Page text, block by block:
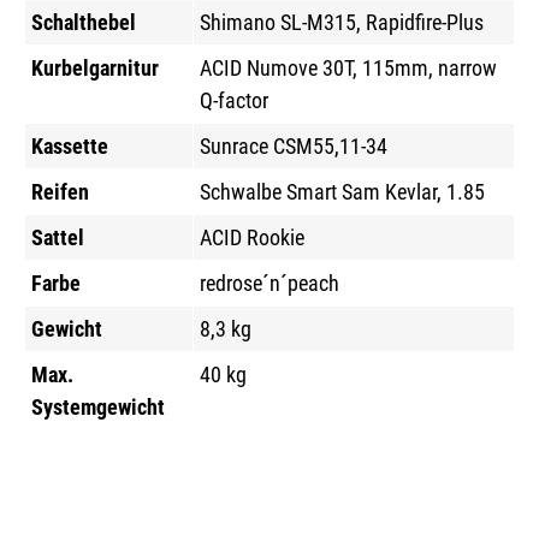
Schalthebel
Shimano SL-M315, Rapidfire-Plus
Kurbelgarnitur
ACID Numove 30T, 115mm, narrow
Q-factor
Kassette
Sunrace CSM55,11-34
Reifen
Schwalbe Smart Sam Kevlar, 1.85
Sattel
ACID Rookie
Farbe
redrose´n´peach
Gewicht
8,3 kg
Max.
Systemgewicht
40 kg